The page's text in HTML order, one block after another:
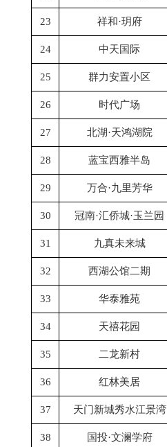
23 祥和·玥府
24 中天国际
25 群力安置小区
26 时代广场
27 北湖·天鸿湖院
28 蓝宝西雅半岛
29 万合·九里芳华
30 冠南·汇侨城·玉兰园
31 九真未来城
32 西湖公馆二期
33 华泰雅苑
34 天禧花园
35 二龙新村
36 红林美居
37 天门新城秀水江景湾
38 国投·文澜学府